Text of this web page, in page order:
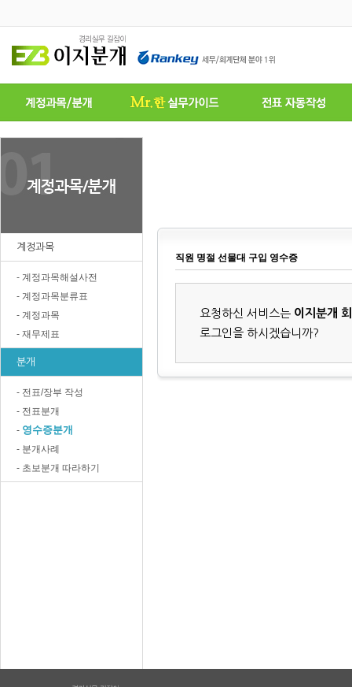
계정과목
- 계정과목해설사전
- 계정과목분류표
- 계정과목
- 재무제표
분개
- 전표/장부 작성
- 전표분개
- 영수증분개
- 분개사례
- 초보분개 따라하기
직원 명절 선물대 구입 영수증
요청하신 서비스는 이지분개
로그인을 하시겠습니까?